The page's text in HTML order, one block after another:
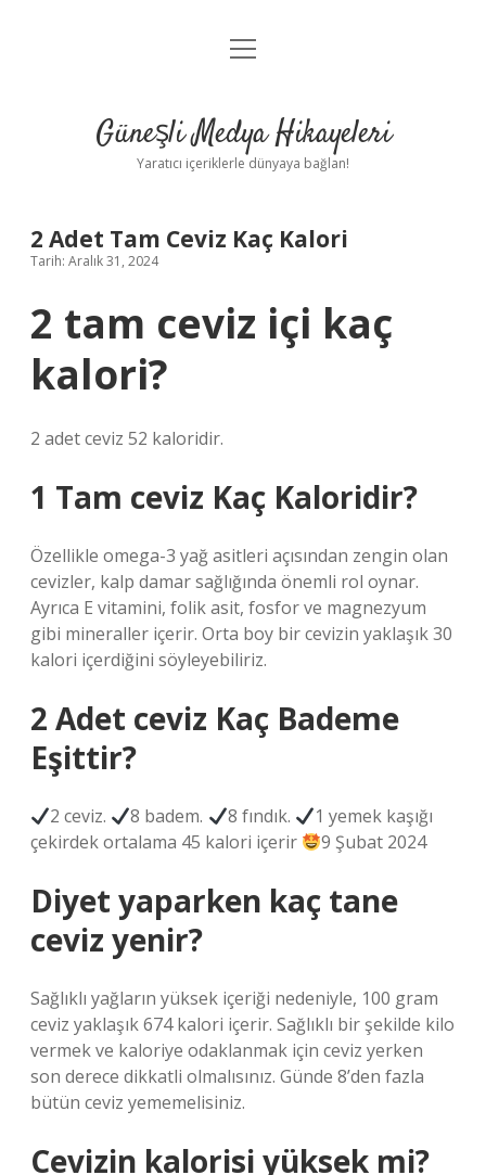
Anasayfa
Yasal Uyarı
menüyü
Güneşli Medya Hikayeleri
Yaratıcı içeriklerle dünyaya bağlan!
2 Adet Tam Ceviz Kaç Kalori
Tarih: Aralık 31, 2024
2 tam ceviz içi kaç
kalori?
2 adet ceviz 52 kaloridir.
1 Tam ceviz Kaç Kaloridir?
Özellikle omega-3 yağ asitleri açısından zengin olan
cevizler, kalp damar sağlığında önemli rol oynar.
Ayrıca E vitamini, folik asit, fosfor ve magnezyum
gibi mineraller içerir. Orta boy bir cevizin yaklaşık 30
kalori içerdiğini söyleyebiliriz.
2 Adet ceviz Kaç Bademe
Eşittir?
2 ceviz. 8 badem. 8 fındık.
1 yemek kaşığı
çekirdek ortalama 45 kalori içerir
9 Şubat 2024
Diyet yaparken kaç tane
ceviz yenir?
Sağlıklı yağların yüksek içeriği nedeniyle, 100 gram
ceviz yaklaşık 674 kalori içerir. Sağlıklı bir şekilde kilo
vermek ve kaloriye odaklanmak için ceviz yerken
son derece dikkatli olmalısınız. Günde 8’den fazla
bütün ceviz yememelisiniz.
Cevizin kalorisi yüksek mi?